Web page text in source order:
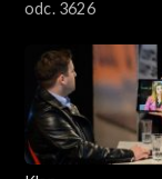
odc. 3626